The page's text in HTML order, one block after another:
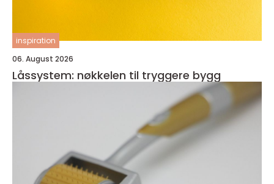
inspiration
06. August 2026
Låssystem: nøkkelen til tryggere bygg